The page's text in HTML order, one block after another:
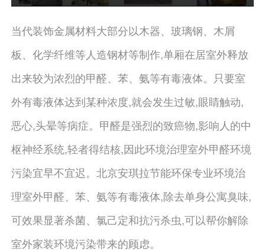
当代装饰金属材料大部分以木器、玻璃钢、木屑
板、化学纤维等人造钢材等制作,单厢在居室外释放
出来较为浓烈的甲醛、苯、氨等有毒液体。只要室
外有毒液体达到某种浓度,就会发生过敏,眼睛触动,
恶心,头晕等病症。甲醛是强烈的致癌物,影响人的中
枢神经系统,轻者得结核,因此环境治理室外甲醛环境
污染宜早不宜迟。北京安琪拉节能环保专业环境治
理室外甲醛、苯、氨等有毒液体,除去单身公寓臭味,
可效果显著杀菌、氯己定和抗污杀虫,可以帮你解除
室外家装环境污染带来的顾虑。